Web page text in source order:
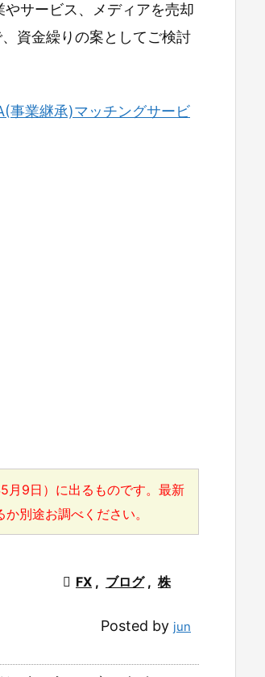
サービス、メディアを売却
資金繰りの案としてご検討
事業継承)マッチングサービ
月9日）に出るものです。最新
別途お調べください。
 FX , ブログ , 株
Posted by jun